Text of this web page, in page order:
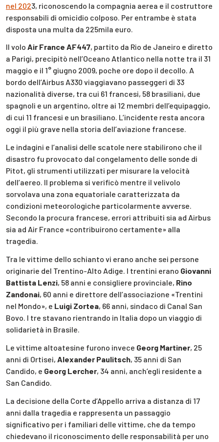
nel 2023, riconoscendo la compagnia aerea e il costruttore
responsabili di omicidio colposo. Per entrambe è stata
disposta una multa da 225mila euro.
Il volo Air France AF447, partito da Rio de Janeiro e diretto
a Parigi, precipitò nell’Oceano Atlantico nella notte tra il 31
maggio e il 1° giugno 2009, poche ore dopo il decollo. A
bordo dell’Airbus A330 viaggiavano passeggeri di 33
nazionalità diverse, tra cui 61 francesi, 58 brasiliani, due
spagnoli e un argentino, oltre ai 12 membri dell’equipaggio,
di cui 11 francesi e un brasiliano. L’incidente resta ancora
oggi il più grave nella storia dell’aviazione francese.
Le indagini e l’analisi delle scatole nere stabilirono che il
disastro fu provocato dal congelamento delle sonde di
Pitot, gli strumenti utilizzati per misurare la velocità
dell’aereo. Il problema si verificò mentre il velivolo
sorvolava una zona equatoriale caratterizzata da
condizioni meteorologiche particolarmente avverse.
Secondo la procura francese, errori attribuiti sia ad Airbus
sia ad Air France «contribuirono certamente» alla
tragedia.
Tra le vittime dello schianto vi erano anche sei persone
originarie del Trentino-Alto Adige. I trentini erano Giovanni
Battista Lenzi, 58 anni e consigliere provinciale, Rino
Zandonai, 60 anni e direttore dell’associazione «Trentini
nel Mondo», e Luigi Zortea, 66 anni, sindaco di Canal San
Bovo. I tre stavano rientrando in Italia dopo un viaggio di
solidarietà in Brasile.
Le vittime altoatesine furono invece Georg Martiner, 25
anni di Ortisei, Alexander Paulitsch, 35 anni di San
Candido, e Georg Lercher, 34 anni, anch’egli residente a
San Candido.
La decisione della Corte d’Appello arriva a distanza di 17
anni dalla tragedia e rappresenta un passaggio
significativo per i familiari delle vittime, che da tempo
chiedevano il riconoscimento delle responsabilità per uno